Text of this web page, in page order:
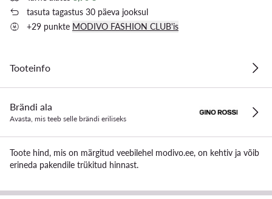
tasuta tagastus 30 päeva jooksul
+29 punkte MODIVO FASHION CLUB'is
Tooteinfo
Brändi ala
Avasta, mis teeb selle brändi eriliseks
Toote hind, mis on märgitud veebilehel modivo.ee, on kehtiv ja võib
erineda pakendile trükitud hinnast.